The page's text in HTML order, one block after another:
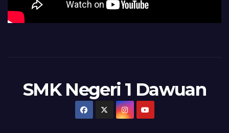
SMK Negeri 1 Dawuan